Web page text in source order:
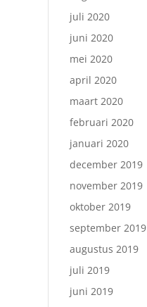
juli 2020
juni 2020
mei 2020
april 2020
maart 2020
februari 2020
januari 2020
december 2019
november 2019
oktober 2019
september 2019
augustus 2019
juli 2019
juni 2019